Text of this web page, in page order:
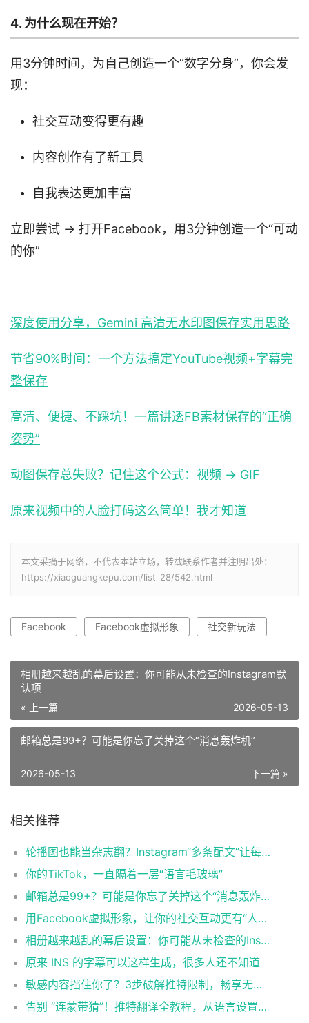
4. 为什么现在开始？
用3分钟时间，为自己创造一个“数字分身”，你会发
现：
社交互动变得更有趣
内容创作有了新工具
自我表达更加丰富
立即尝试 → 打开Facebook，用3分钟创造一个“可动
的你”
深度使用分享，Gemini 高清无水印图保存实用思路
节省90%时间：一个方法搞定YouTube视频+字幕完
整保存
高清、便捷、不踩坑！一篇讲透FB素材保存的“正确
姿势”
动图保存总失败？记住这个公式：视频 → GIF
原来视频中的人脸打码这么简单！我才知道
本文采摘于网络，不代表本站立场，转载联系作者并注明出处：
https://xiaoguangkepu.com/list_28/542.html
Facebook Facebook虚拟形象 社交新玩法
相册越来越乱的幕后设置：你可能从未检查的Instagram默
认项
« 上一篇 2026-05-13
邮箱总是99+？可能是你忘了关掉这个“消息轰炸机”
下一篇 »
2026-05-13
相关推荐
轮播图也能当杂志翻？Instagram“多条配文”让每张图学会“自述”
你的TikTok，一直隔着一层“语言毛玻璃”
邮箱总是99+？可能是你忘了关掉这个“消息轰炸机”
用Facebook虚拟形象，让你的社交互动更有“人味儿”
相册越来越乱的幕后设置：你可能从未检查的Instagram默认项
原来 INS 的字幕可以这样生成，很多人还不知道
敏感内容挡住你了？3步破解推特限制，畅享无限精彩！🔥
告别 “连蒙带猜”！推特翻译全教程，从语言设置到无按钮推文都能解